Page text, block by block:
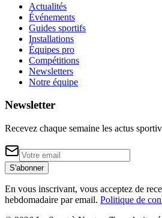
Actualités
Événements
Guides sportifs
Installations
Équipes pro
Compétitions
Newsletters
Notre équipe
Newsletter
Recevez chaque semaine les actus
S'abonner
En vous inscrivant, vous acceptez de
hebdomadaire par email. Politique de